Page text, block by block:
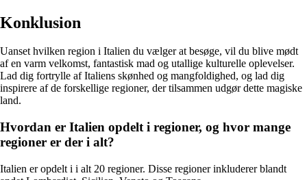
Konklusion
Uanset hvilken region i Italien du vælger at besøge, vil du blive mødt
af en varm velkomst, fantastisk mad og utallige kulturelle oplevelser.
Lad dig fortrylle af Italiens skønhed og mangfoldighed, og lad dig
inspirere af de forskellige regioner, der tilsammen udgør dette magiske
land.
Hvordan er Italien opdelt i regioner, og hvor mange
regioner er der i alt?
Italien er opdelt i i alt 20 regioner. Disse regioner inkluderer blandt